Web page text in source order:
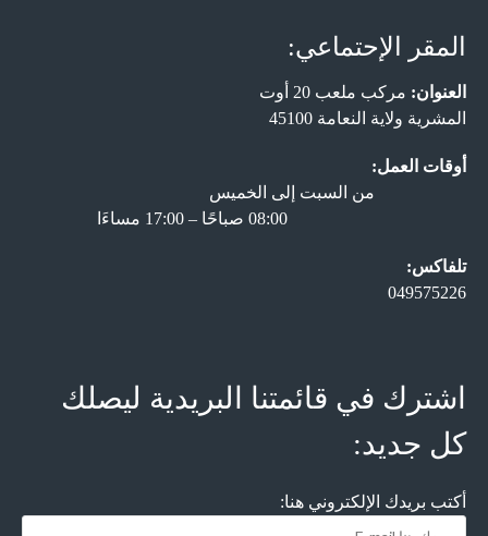
المقر الإحتماعي:
العنوان: مركب ملعب 20 أوت
المشرية ولاية النعامة 45100
أوقات العمل:
من السبت إلى الخميس
تلفاكس:
049575226
اشترك في قائمتنا البريدية ليصلك
كل جديد:
أكتب بريدك الإلكتروني هنا: